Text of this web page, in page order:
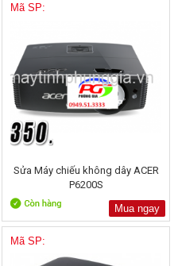
Mã SP:
Sửa Máy chiếu không dây ACER
P6200S
Mua ngay
Mã SP: